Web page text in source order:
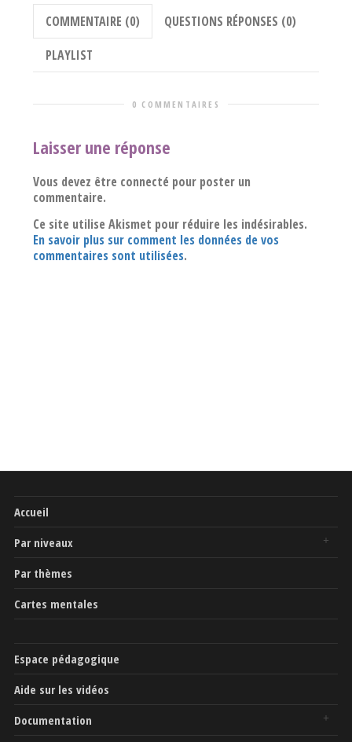
COMMENTAIRE (0)
QUESTIONS RÉPONSES (0)
PLAYLIST
0 COMMENTAIRES
Laisser une réponse
Vous devez être connecté pour poster un
commentaire.
Ce site utilise Akismet pour réduire les indésirables.
En savoir plus sur comment les données de vos
commentaires sont utilisées.
Accueil
Par niveaux
Par thèmes
Cartes mentales
Espace pédagogique
Aide sur les vidéos
Documentation